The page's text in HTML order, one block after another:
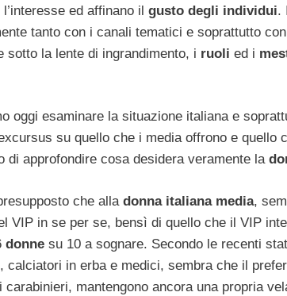
ed affinano il gusto degli individui.
tanto con i canali tematici e soprattutto
sotto la lente di ingrandimento, i ruoli ed i
oggi esaminare la situazione italiana e
su quello che i media offrono e quello
di approfondire cosa desidera veramente la
che alla donna italiana media,
VIP in se per se, bensì di quello che il VIP
donne su 10 a sognare. Secondo le recenti
calciatori in erba e medici, sembra che il
mantengono ancora una propria